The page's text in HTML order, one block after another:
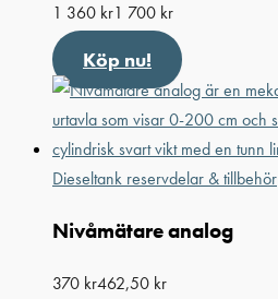
1 360 kr1 700 kr
Köp nu!
Dieseltank reservdelar & tillbehör
Nivåmätare analog
370 kr462,50 kr